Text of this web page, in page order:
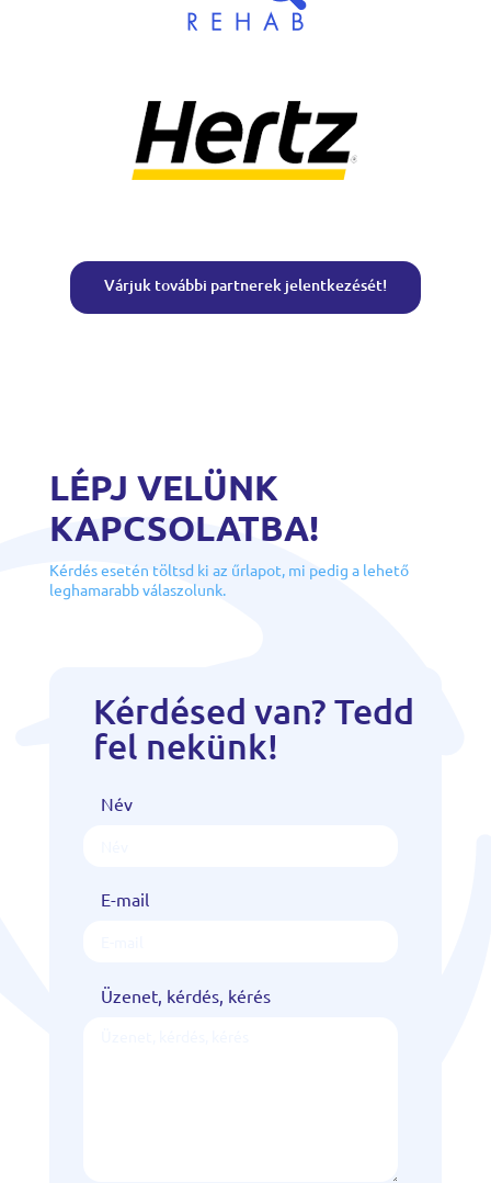
Várjuk további partnerek jelentkezését!
LÉPJ VELÜNK
KAPCSOLATBA!
Kérdés esetén töltsd ki az űrlapot, mi pedig a lehető
leghamarabb válaszolunk.
Kérdésed van? Tedd
fel nekünk!
Név
E-mail
Üzenet, kérdés, kérés